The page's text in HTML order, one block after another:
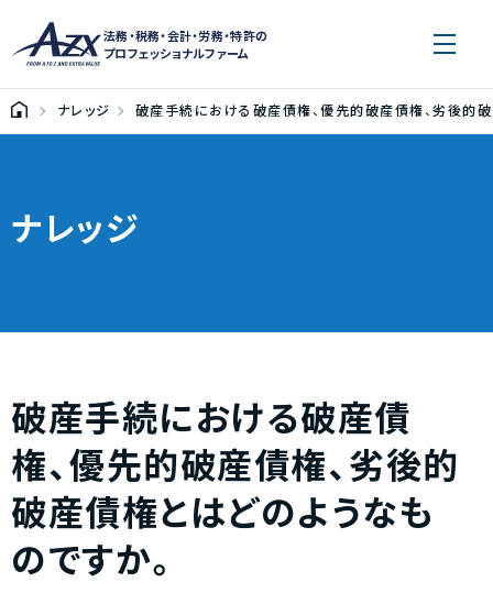
法務・税務・会計・労務・特許の
プロフェッショナルファーム
ナレッジ 破産手続における破産債権、優先的破産債権、劣後的
ナレッジ
破産手続における破産債
権、優先的破産債権、劣後的
破産債権とはどのようなも
のですか。